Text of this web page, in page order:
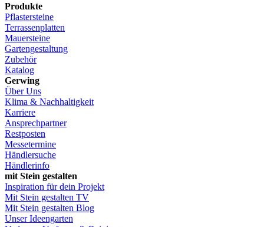
Produkte
Pflastersteine
Terrassenplatten
Mauersteine
Gartengestaltung
Zubehör
Katalog
Gerwing
Über Uns
Klima & Nachhaltigkeit
Karriere
Ansprechpartner
Restposten
Messetermine
Händlersuche
Händlerinfo
mit Stein gestalten
Inspiration für dein Projekt
Mit Stein gestalten TV
Mit Stein gestalten Blog
Unser Ideengarten